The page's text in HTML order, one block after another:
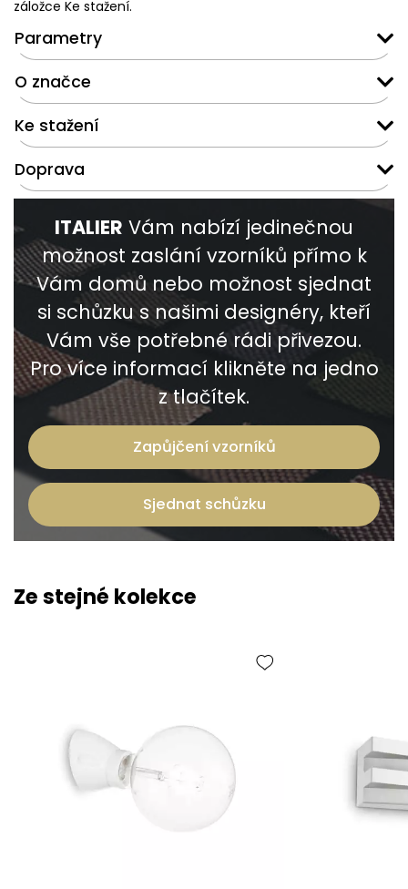
záložce Ke stažení.
Parametry
O značce
Ke stažení
Doprava
ITALIER Vám nabízí jedinečnou
možnost zaslání vzorníků přímo k
Vám domů nebo možnost sjednat
si schůzku s našimi designéry, kteří
Vám vše potřebné rádi přivezou.
Pro více informací klikněte na jedno
z tlačítek.
Zapůjčení vzorníků
Sjednat schůzku
Ze stejné kolekce